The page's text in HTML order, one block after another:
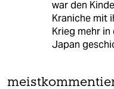
war den
Kraniche mit
Krieg mehr in
Japan